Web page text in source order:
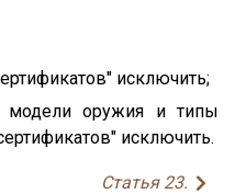
исключить;
модели оружия и типы
исключить.
Статья 23.